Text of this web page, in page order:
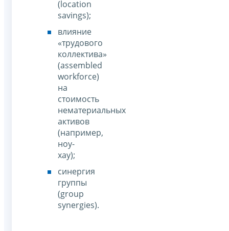
(location
savings);
влияние
«трудового
коллектива»
(assembled
workforce)
на
стоимость
нематериальных
активов
(например,
ноу-
хау);
синергия
группы
(group
synergies).